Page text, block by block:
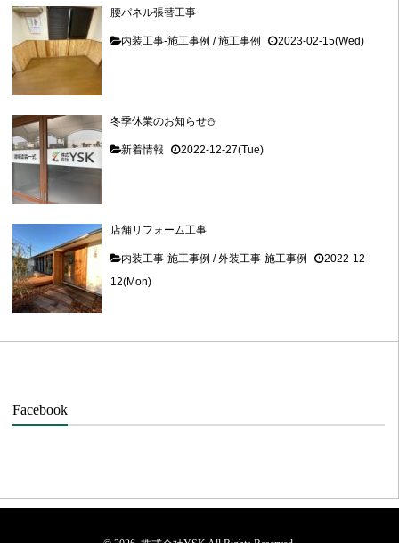
腰パネル張替工事
内装工事-施工事例 /施工事例 2023-02-15(Wed)
冬季休業のお知らせ⛄
新着情報 2022-12-27(Tue)
店舗リフォーム工事
内装工事-施工事例 /外装工事-施工事例
2022-12-
12(Mon)
Facebook